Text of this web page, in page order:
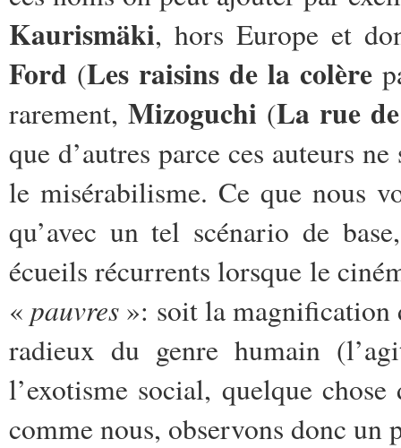
Kaurismäki, hors Europe et
Ford (Les raisins de la colère
rarement, Mizoguchi (La rue
que d’autres parce ces auteurs
le misérabilisme. Ce que nous
qu’avec un tel scénario de
écueils récurrents lorsque le
«pauvres »: soit la magnification
radieux du genre humain
l’exotisme social, quelque
comme nous, observons donc un